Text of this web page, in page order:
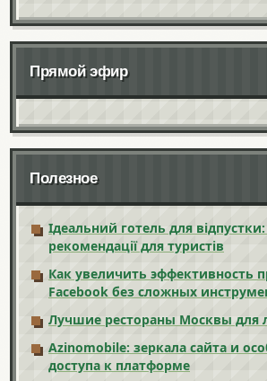
Прямой эфир
Полезное
Ідеальний готель для
рекомендації для туристів
Как увеличить эффективность
Facebook без сложных
Лучшие рестораны Москвы для
Azinomobile: зеркала сайта и
доступа к платформе